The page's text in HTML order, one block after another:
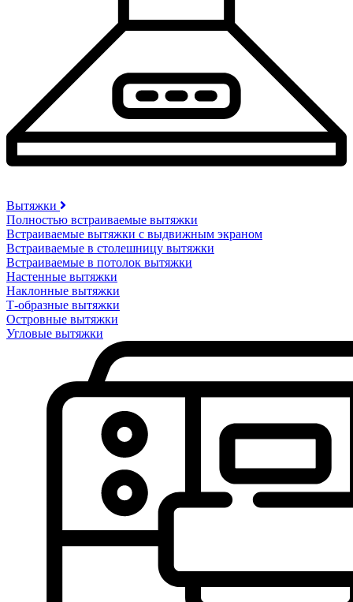
Вытяжки
Полностью встраиваемые вытяжки
Встраиваемые вытяжки с выдвижным экраном
Встраиваемые в столешницу вытяжки
Встраиваемые в потолок вытяжки
Настенные вытяжки
Наклонные вытяжки
Т-образные вытяжки
Островные вытяжки
Угловые вытяжки